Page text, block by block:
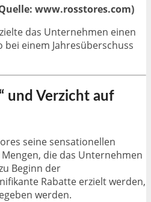
www.rosstores.com)
das Unternehmen einen
bei einem Jahresüberschuss
und Verzicht auf
seine sensationellen
die das Unternehmen
Beginn der
Rabatte erzielt werden,
werden.